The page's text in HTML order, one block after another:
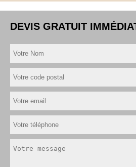
DEVIS GRATUIT